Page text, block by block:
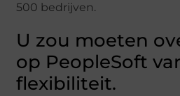
500 bedrijven.
U zou moeten
op PeopleSoft
flexibiliteit.